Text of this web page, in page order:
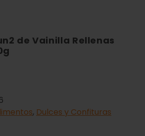
de Vainilla Rellenas
, Dulces y Confituras